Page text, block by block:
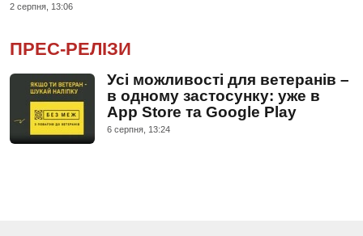
2 серпня, 13:06
ПРЕС-РЕЛІЗИ
Усі можливості для ветеранів –
в одному застосунку: уже в
App Store та Google Play
6 серпня, 13:24